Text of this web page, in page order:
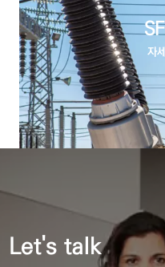
자
Let's talk